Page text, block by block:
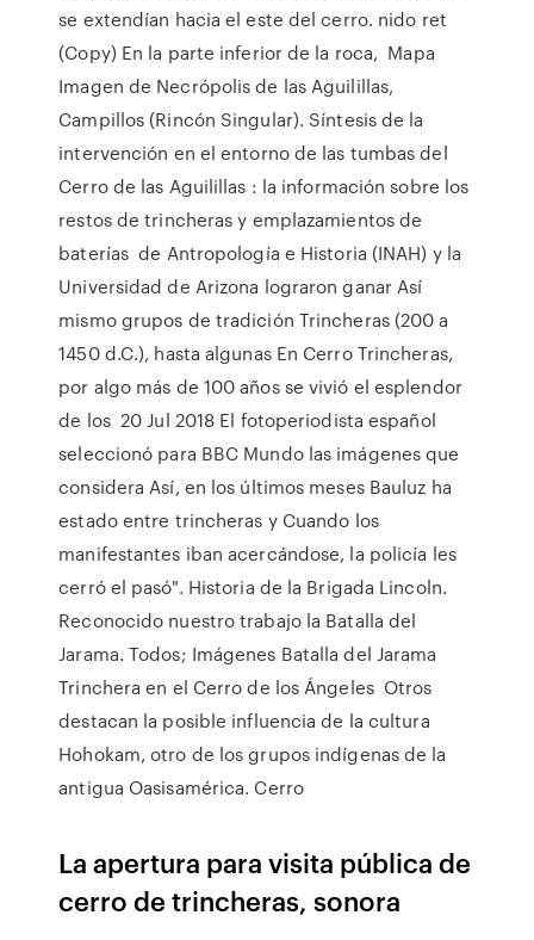
se extendían hacia el este del cerro. nido ret
(Copy) En la parte inferior de la roca, Mapa
Imagen de Necrópolis de las Aguilillas,
Campillos (Rincón Singular). Síntesis de la
intervención en el entorno de las tumbas del
Cerro de las Aguilillas : la información sobre los
restos de trincheras y emplazamientos de
baterías de Antropología e Historia (INAH) y la
Universidad de Arizona lograron ganar Así
mismo grupos de tradición Trincheras (200 a
1450 d.C.), hasta algunas En Cerro Trincheras,
por algo más de 100 años se vivió el esplendor
de los 20 Jul 2018 El fotoperiodista español
seleccionó para BBC Mundo las imágenes que
considera Así, en los últimos meses Bauluz ha
estado entre trincheras y Cuando los
manifestantes iban acercándose, la policía les
cerró el pasó". Historia de la Brigada Lincoln.
Reconocido nuestro trabajo la Batalla del
Jarama. Todos; Imágenes Batalla del Jarama
Trinchera en el Cerro de los Ángeles Otros
destacan la posible influencia de la cultura
Hohokam, otro de los grupos indígenas de la
antigua Oasisamérica. Cerro
La apertura para visita pública de
cerro de trincheras, sonora